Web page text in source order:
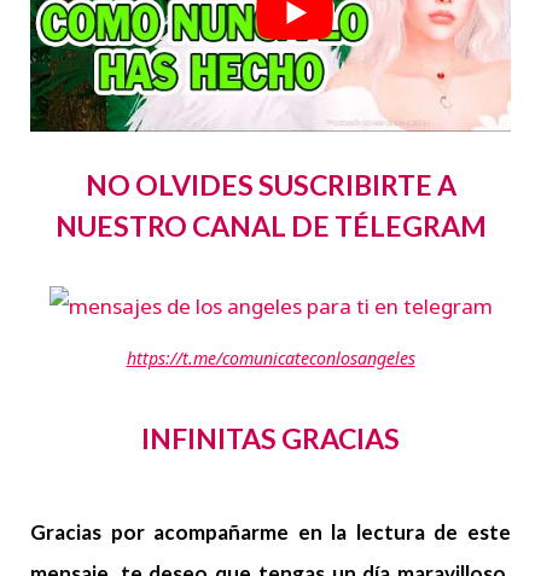
NO OLVIDES SUSCRIBIRTE A
NUESTRO CANAL DE TÉLEGRAM
https://t.me/comunicateconlosangeles
INFINITAS GRACIAS
Gracias por acompañarme en la lectura de este